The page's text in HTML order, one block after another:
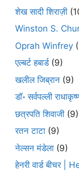
शेख सादी शिराज़ी
Winston S.
Oprah Winfrey
एल्बर्ट हबार्ड(9)
खलील जिब्रान (9)
डॉ॰ सर्वपल्ली
छत्रपति शिवाजी (9)
रतन टाटा (9)
नेल्सन मंडेला (9)
हेनरी वार्ड बीचर